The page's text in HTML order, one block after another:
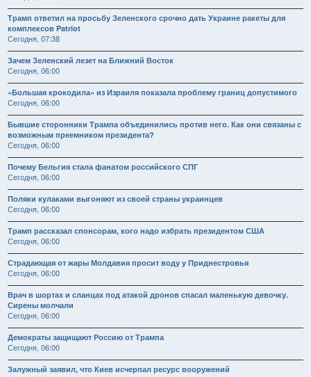
Трамп ответил на просьбу Зеленского срочно дать Украине ракеты для
комплексов Patriot
Сегодня, 07:38
Зачем Зеленский лезет на Ближний Восток
Сегодня, 06:00
«Большая крокодила» из Израиля показала проблему границ допустимого
Сегодня, 06:00
Бывшие сторонники Трампа объединились против него. Как они связаны с
возможным преемником президента?
Сегодня, 06:00
Почему Бельгия стала фанатом российского СПГ
Сегодня, 06:00
Поляки кулаками выгоняют из своей страны украинцев
Сегодня, 06:00
Трамп рассказал спонсорам, кого надо избрать президентом США
Сегодня, 06:00
Страдающая от жары Молдавия просит воду у Приднестровья
Сегодня, 06:00
Врач в шортах и сланцах под атакой дронов спасал маленькую девочку.
Сирены молчали
Сегодня, 06:00
Демократы защищают Россию от Трампа
Сегодня, 06:00
Залужный заявил, что Киев исчерпал ресурс вооружений